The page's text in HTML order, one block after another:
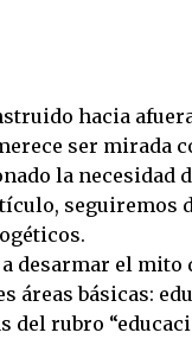
hacia
ser mirada
la necesidad
seguiremos
desarmar el mito
áreas básicas:
del rubro